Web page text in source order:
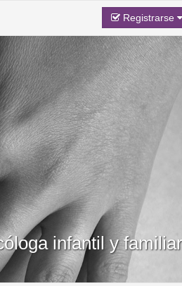
Registrarse
infantil y